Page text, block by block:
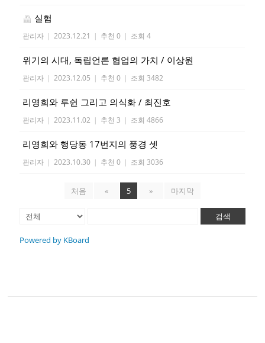
실험
관리자 | 2023.12.21 | 추천 0 | 조회 4
위기의 시대, 독립언론 협업의 가치 / 이상원
관리자 | 2023.12.05 | 추천 0 | 조회 3482
리영희와 루쉰 그리고 의식화 / 최진호
관리자 | 2023.11.02 | 추천 3 | 조회 4866
리영희와 행당동 17번지의 풍경 셋
관리자 | 2023.10.30 | 추천 0 | 조회 3036
처음 « 5 » 마지막
검색
Powered by KBoard